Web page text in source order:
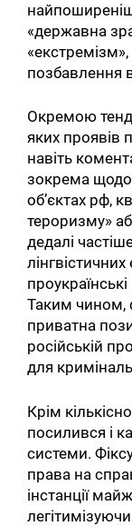
«державна
позбавлення
Окремою
яких проявів
навіть
зокрема щодо
об’єктах рф,
тероризму»
дедалі
Таким чином,
приватна
російській
для
Крім
посилився і
системи.
права на
інстанції